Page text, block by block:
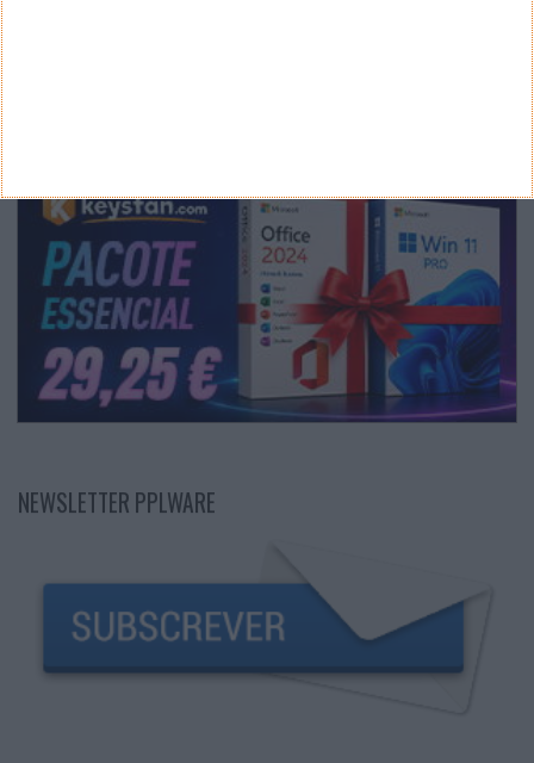
NEWSLETTER PPLWARE